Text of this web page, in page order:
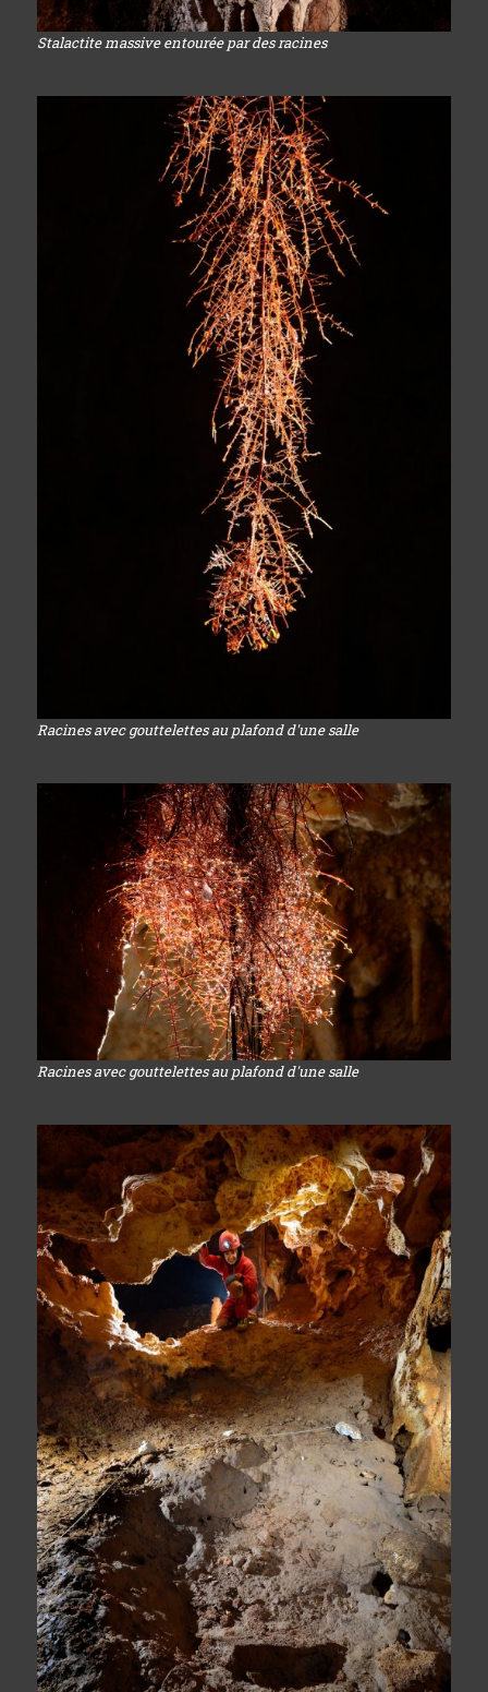
Stalactite massive entourée par des racines
Racines avec gouttelettes au plafond d'une salle
Racines avec gouttelettes au plafond d'une salle